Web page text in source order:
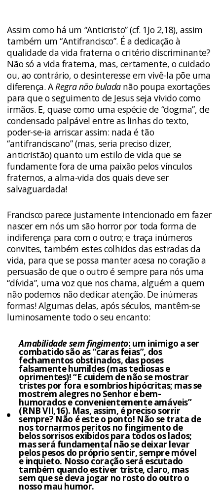
Assim como há um “Anticristo” (cf. 1Jo 2,18), assim
também um “Antifrancisco”. É a dedicação à
qualidade da vida fraterna o critério discriminante?
Não só a vida fraterna, mas, certamente, o cuidado
ou, ao contrário, o desinteresse em vivê-la põe uma
diferença. ARegra não buladanão poupa exortações
para que o seguimento de Jesus seja vivido como
irmãos. E, quase como uma espécie de “dogma”, de
condensado palpável entre as linhas do texto,
poder-se-ia arriscar assim: nada é tão
“antifranciscano” (mas, seria preciso dizer,
anticristão) quanto um estilo de vida que se
fundamente fora de uma paixão pelos vínculos
fraternos, a alma-vida dos quais deve ser
salvaguardada!
Francisco parece justamente intencionado em fazer
nascer em nós um são horror por toda forma de
indiferença para com o outro; e traça inúmeros
convites, também estes colhidos das estradas da
vida, para que se possa manter acesa no coração a
persuasão de que o outro é sempre para nós uma
“dívida”, uma voz que nos chama, alguém a quem
não podemos não dedicar atenção. De inúmeras
formas! Algumas delas, após séculos, mantêm-se
luminosamente todo o seu encanto:
Amabilidade sem fingimento: um inimigo a ser
combatido são as “caras feias”, dos
fechamentos obstinados, das poses
falsamente humildes (mas tediosas e
oprimentes)! “E cuidem de não se mostrar
tristes por fora e sombrios hipócritas; mas se
mostrem alegres no Senhor e bem-
humorados e convenientemente amáveis”
(RNB VII,16). Mas, assim, é preciso sorrir
sempre? Não é este o ponto! Não se trata de
nos tornarmos peritos no fingimento de
belos sorrisos exibidos para todos os lados;
mas será fundamental não se deixar levar
pelos pesos do próprio sentir, sempre móvel
e inquieto. Nosso coração será escutado
também quando estiver triste, claro, mas
sem que se deva jogar no rosto do outro o
nosso mau humor.